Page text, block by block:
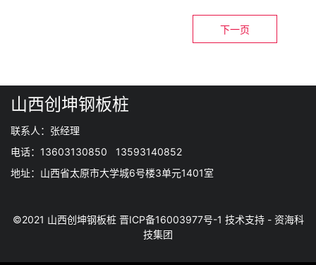
下一页
山西创坤钢板桩
联系人：张经理
电话：13603130850 13593140852
地址：山西省太原市大学城6号楼3单元1401室
©2021 山西创坤钢板桩 晋ICP备16003977号-1 技术支持 - 资海科
技集团